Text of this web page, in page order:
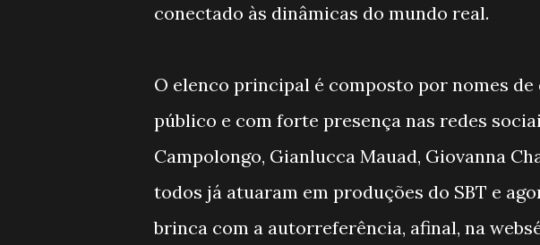
conectado às dinâmicas do mundo real.
O elenco principal é composto por nomes
público e com forte presença nas redes
Campolongo, Gianlucca Mauad, Giovanna
todos já atuaram em produções do SBT e
brinca com a autorreferência, afinal, na